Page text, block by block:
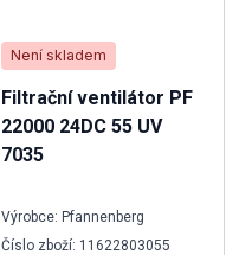
Není skladem
Filtrační ventilátor PF
22000 24DC 55 UV
7035
Výrobce: Pfannenberg
Číslo zboží: 11622803055